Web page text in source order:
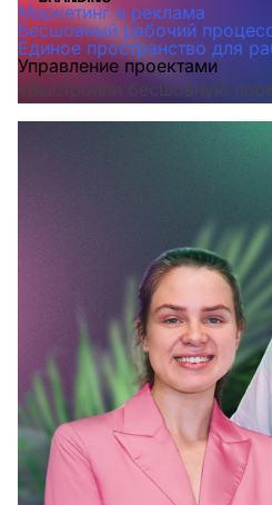
Маркетинг и реклама
Бесшовный рабочий
Единое пространство для
Управление проектами
«Выстроили бесшовную